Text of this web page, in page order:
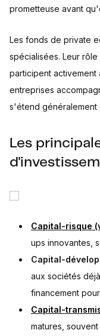
prometteuse avant
Les fonds de private
spécialisées. Leur
participent activement
entreprises
s'étend généralement
Les
Capital-risque
ups innovantes,
Capital-
aux sociétés
financement
Capital-
matures,